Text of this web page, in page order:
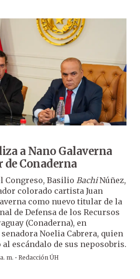
a Nano Galaverna
Conaderna
Congreso, Basilio BachiNúñez,
colorado cartista Juan
como nuevo titular de la
de Defensa de los Recursos
(Conaderna), en
Noelia Cabrera, quien
escándalo de sus neposobris.
m. · Redacción ÚH